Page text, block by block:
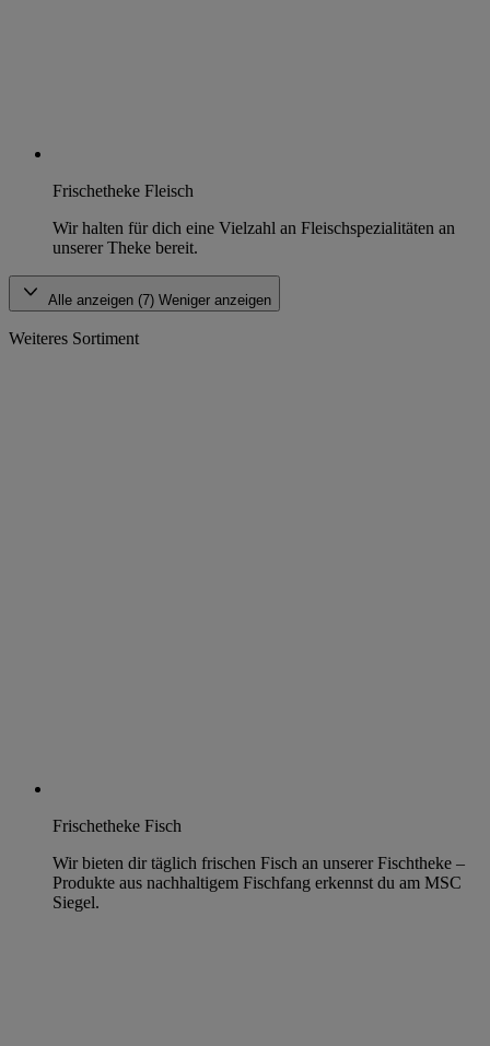
Frischetheke Fleisch
Wir halten für dich eine Vielzahl an Fleischspezialitäten an
unserer Theke bereit.
Alle anzeigen (7) Weniger anzeigen
Weiteres Sortiment
Frischetheke Fisch
Wir bieten dir täglich frischen Fisch an unserer Fischtheke –
Produkte aus nachhaltigem Fischfang erkennst du am MSC
Siegel.